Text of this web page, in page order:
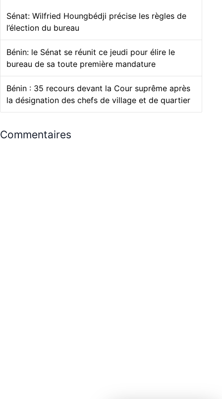
Sénat: Wilfried Houngbédji précise les règles de
l’élection du bureau
Bénin: le Sénat se réunit ce jeudi pour élire le
bureau de sa toute première mandature
Bénin : 35 recours devant la Cour suprême après
la désignation des chefs de village et de quartier
Commentaires